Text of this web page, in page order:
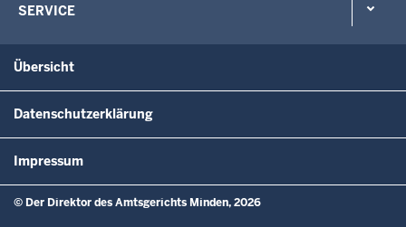
SERVICE
Übersicht
Datenschutzerklärung
Impressum
© Der Direktor des Amtsgerichts Minden, 2026